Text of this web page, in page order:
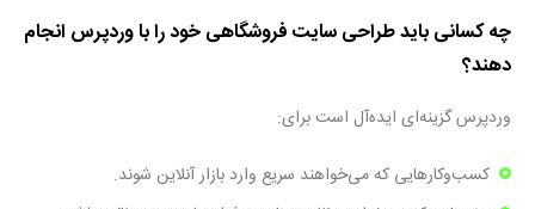
چه کسانی باید طراحی سایت فروشگاهی خود را با وردپرس انجام
دهند؟
وردپرس گزینه‌ای ایده‌آل است برای:
کسب‌وکارهایی که می‌خواهند سریع وارد بازار آنلاین شوند.